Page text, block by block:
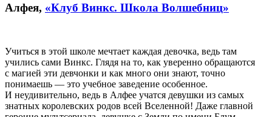
Алфея, «Клуб Винкс. Школа Волшебниц»
Учиться в этой школе мечтает каждая девочка, ведь там
учились сами Винкс. Глядя на то, как уверенно обращаются
с магией эти девчонки и как много они знают, точно
понимаешь — это учебное заведение особенное.
И неудивительно, ведь в Алфее учатся девушки из самых
знатных королевских родов всей Вселенной! Даже главной